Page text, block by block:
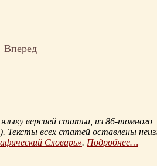
Вперед
версией статьи, из 86-томного
). Тексты всех статей оставлены
Словарь». Подробнее…